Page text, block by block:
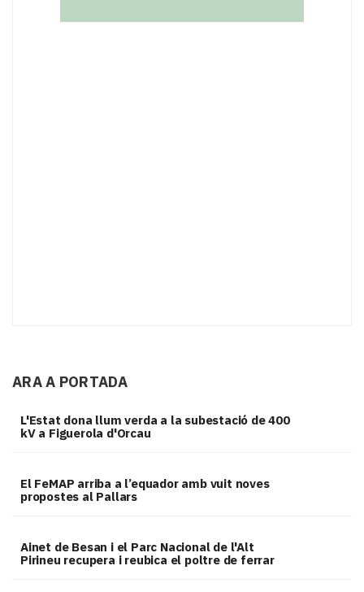
ARA A PORTADA
L'Estat dona llum verda a la subestació de 400
kV a Figuerola d'Orcau
El FeMAP arriba a l’equador amb vuit noves
propostes al Pallars
Ainet de Besan i el Parc Nacional de l'Alt
Pirineu recupera i reubica el poltre de ferrar